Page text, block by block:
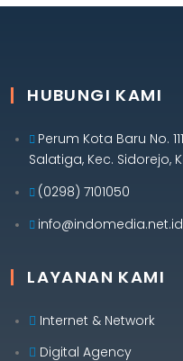
HUBUNGI KAMI
Perum Kota Baru No.
Salatiga, Kec. Sidorejo,
(0298) 7101050
info@indomedia.net.id
LAYANAN KAMI
Internet & Network
Digital Agency